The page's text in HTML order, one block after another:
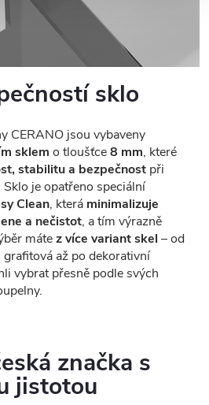
sklo
CERANO jsou vybaveny
sklem o tloušťce8 mm, které
stabilitu a bezpečnost při
je opatřeno speciální
Clean, která minimalizuje
a nečistot, a tím výrazně
mátez více variant skel – od
až po dekorativní
vybrat přesně podle svých
značka s
jistotou